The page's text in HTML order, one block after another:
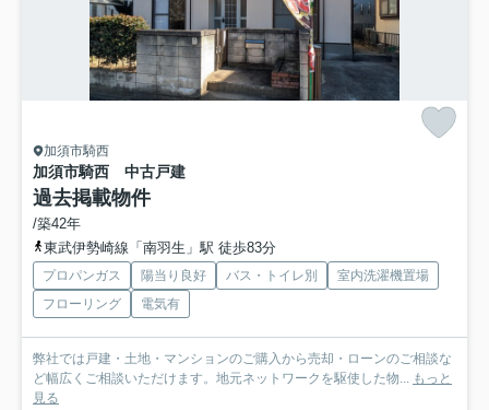
加須市騎西
加須市騎西 中古戸建
過去掲載物件
/築42年
東武伊勢崎線「南羽生」駅 徒歩83分
プロパンガス 陽当り良好 バス・トイレ別
室内洗濯機置場
フローリング
電気有
弊社では戸建・土地・マンションのご購入から売却・ローンのご相談な
ど幅広くご相談いただけます。地元ネットワークを駆使した物... もっと
見る